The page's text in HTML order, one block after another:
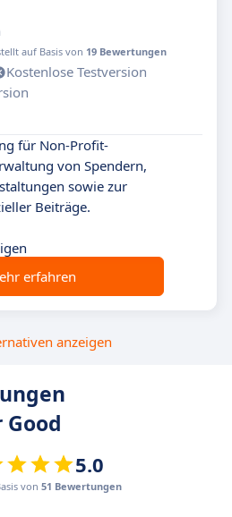
auf Basis von 19 Bewertungen
Kostenlose Testversion
für Non-Profit-
von Spendern,
sowie zur
Beiträge.
erfahren
anzeigen
5.0
von 51 Bewertungen